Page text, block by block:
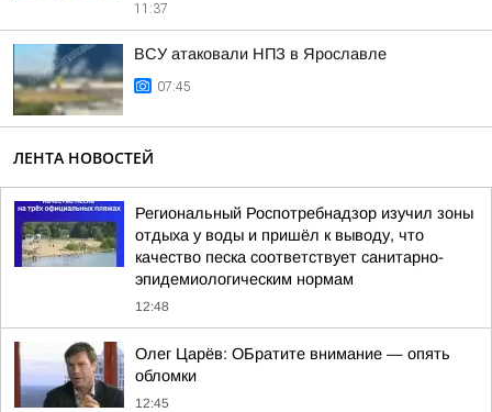
11:37
ВСУ атаковали НПЗ в Ярославле
07:45
ЛЕНТА НОВОСТЕЙ
Региональный Роспотребнадзор изучил зоны
отдыха у воды и пришёл к выводу, что
качество песка соответствует санитарно-
эпидемиологическим нормам
12:48
Олег Царёв: ОБратите внимание — опять
обломки
12:45